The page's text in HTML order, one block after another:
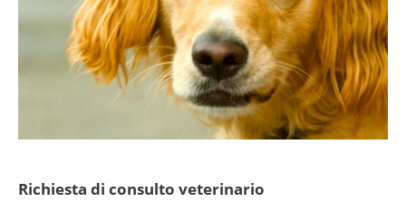
Richiesta di consulto veterinario